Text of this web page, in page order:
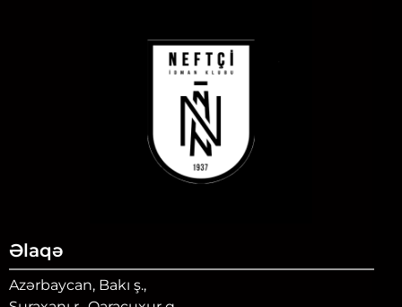
Əlaqə
Azərbaycan, Bakı ş.,